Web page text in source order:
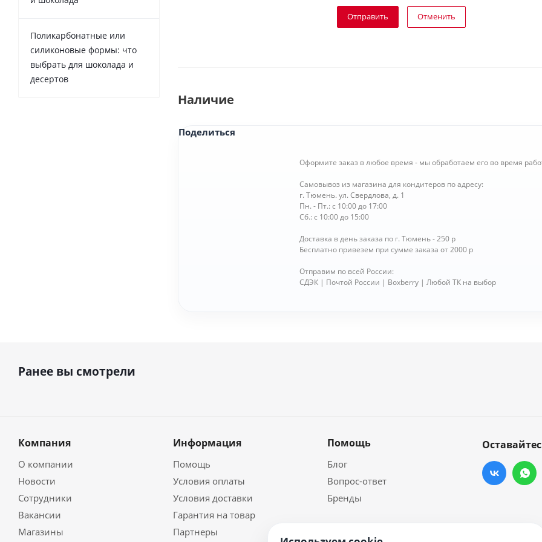
Отправить Отменить
Наличие
Поделиться
Оформите заказ в любое время - мы обработаем его во время
Самовывоз из магазина для кондитеров по адресу:
г. Тюмень. ул. Свердлова, д. 1
Пн. - Пт.: с 10:00 до 17:00
Сб.: с 10:00 до 15:00
Доставка в день заказа по г. Тюмень - 250 р
Бесплатно привезем при сумме заказа от 2000 р
Отправим по всей России:
СДЭК | Почтой России | Boxberry | Любой ТК на выбор
Поликарбонатные или
силиконовые формы: что
выбрать для шоколада и
десертов
Ранее вы смотрели
Компания
О компании
Новости
Сотрудники
Вакансии
Магазины
Информация
Помощь
Условия оплаты
Условия доставки
Гарантия на товар
Партнеры
Помощь
Блог
Вопрос-ответ
Бренды